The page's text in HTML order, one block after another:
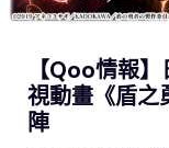
【Qoo情報
視動畫《盾之
陣